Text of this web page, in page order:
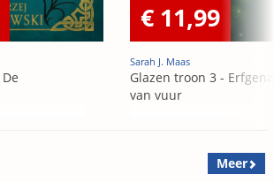
€ 11,99
Sarah J. Maas
Glazen troon 3 -
van vuur
Meer